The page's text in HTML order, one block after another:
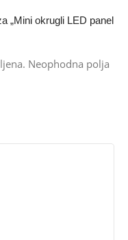
„Mini okrugli LED panel
Neophodna polja